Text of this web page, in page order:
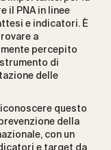
il PNA in linee
e indicatori. È
a
percepito
strumento di
delle
questo
della
con un